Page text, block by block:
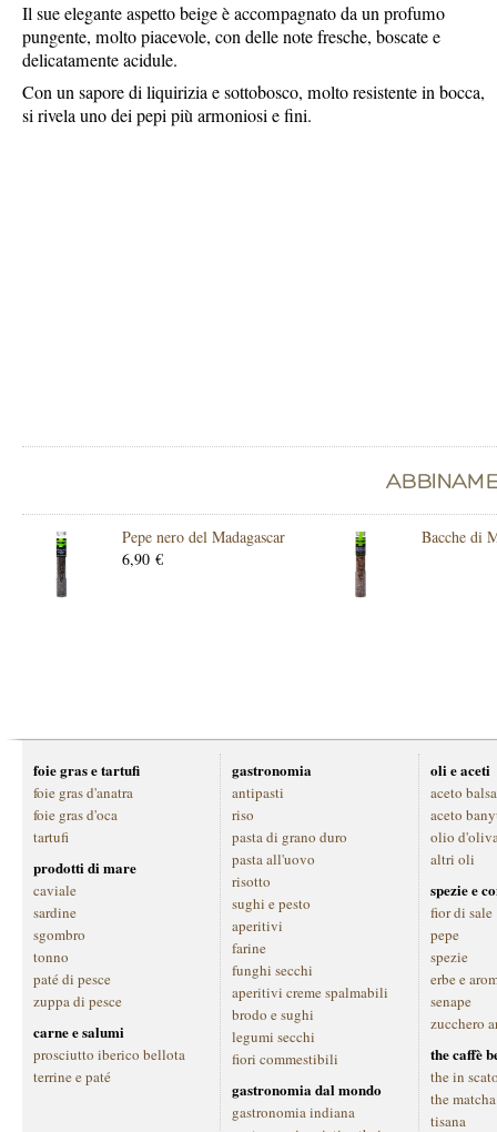
Il sue elegante aspetto beige è accompagnato da un profumo
pungente, molto piacevole, con delle note fresche, boscate e
delicatamente acidule.
Con un sapore di liquirizia e sottobosco, molto resistente in bocca,
si rivela uno dei pepi più armoniosi e fini.
Pepe nero del Madagascar
6,90 €
Bacche di
foie gras e tartufi
foie gras d'anatra
foie gras d'oca
tartufi
prodotti di mare
caviale
sardine
sgombro
tonno
paté di pesce
zuppa di pesce
carne e salumi
prosciutto iberico bellota
terrine e paté
gastronomia
antipasti
riso
pasta di grano duro
pasta all'uovo
risotto
sughi e pesto
aperitivi
farine
funghi secchi
aperitivi creme spalmabili
brodo e sughi
legumi secchi
fiori commestibili
gastronomia dal mondo
gastronomia indiana
oli e aceti
aceto
aceto
olio
altri oli
spezie e
fior di sale
pepe
spezie
erbe e
senape
zucchero
the caffè
the in
the matcha
tisana